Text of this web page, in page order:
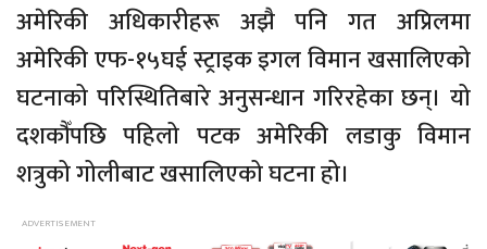
अमेरिकी अधिकारीहरू अझै पनि गत अप्रिलमा
अमेरिकी एफ-१५घई स्ट्राइक इगल विमान खसालिएको
घटनाको परिस्थितिबारे अनुसन्धान गरिरहेका छन्। यो
दशकौँपछि पहिलो पटक अमेरिकी लडाकु विमान
शत्रुको गोलीबाट खसालिएको घटना हो।